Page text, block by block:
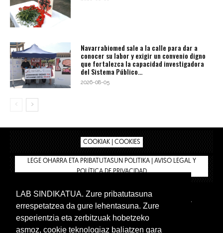
Navarrabiomed sale a la calle para dar a
conocer su labor y exigir un convenio digno
que fortalezca la capacidad investigadora
del Sistema Público...
2026-08-05
COOKIAK | COOKIES
LEGE OHARRA ETA PRIBATUTASUN POLITIKA | AVISO LEGAL Y
POLÍTICA DE PRIVACIDAD
BIZILAN.EUS
TIENDA
INTRANET 🔑
Euskera Castellano
LAB SINDIKATUA. Zure pribatutasuna
errespetatzea da gure lehentasuna. Zure
esperientzia eta zerbitzuak hobetzeko
asmoz, cookie teknologiaz baliatzen gara